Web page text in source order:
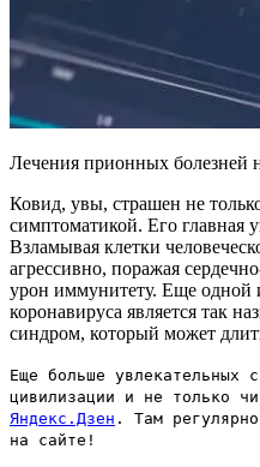
Лечения прионных болезней
Ковид, увы, страшен не
симптоматикой. Его главная
Взламывая клетки
агрессивно, поражая
урон иммунитету. Еще одной
коронавируса является так
синдром, который может
Еще больше увлекательных
цивилизации и не только
Яндекс.Дзен . Там
на сайте!